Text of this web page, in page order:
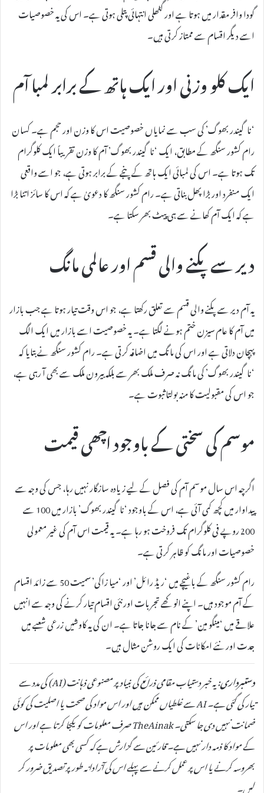
گودا وافر مقدار میں ہوتا ہے اور گٹھلی انتہائی پتلی ہوتی ہے۔ اس کی یہ خصوصیات
اسے دیگر اقسام سے ممتاز کرتی ہیں۔
ایک کلو وزنی اور ایک ہاتھ کے برابر لمبا آم
‘ناگیندر بھوگ’ کی سب سے نمایاں خصوصیت اس کا وزن اور حجم ہے۔ کسان
رام کشور سنگھ کے مطابق، ایک ‘ناگیندر بھوگ’ آم کا وزن تقریباً ایک کلوگرام
تک ہوتا ہے۔ اس کی لمبائی ایک ہاتھ کے پنجے کے برابر ہوتی ہے، جو اسے واقعی
ایک منفرد اور بڑا پھل بناتی ہے۔ رام کشور سنگھ کا دعویٰ ہے کہ اس کا سائز اتنا بڑا
ہے کہ ایک آم کھانے سے ہی پیٹ بھر سکتا ہے۔
دیر سے پکنے والی قسم اور عالمی مانگ
یہ آم دیر سے پکنے والی قسم سے تعلق رکھتا ہے، جو اس وقت تیار ہوتا ہے جب بازار
میں آم کا عام سیزن ختم ہونے لگتا ہے۔ یہ خصوصیت اسے بازار میں ایک الگ
پہچان دلاتی ہے اور اس کی مانگ میں اضافہ کرتی ہے۔ رام کشور سنگھ نے بتایا کہ
‘ناگیندر بھوگ’ کی مانگ نہ صرف ملک بھر سے بلکہ بیرون ملک سے بھی آ رہی ہے،
جو اس کی مقبولیت کا منہ بولتا ثبوت ہے۔
موسم کی سختی کے باوجود اچھی قیمت
اگرچہ اس سال موسم آم کی فصل کے لیے زیادہ سازگار نہیں رہا، جس کی وجہ سے
پیداوار میں کچھ کمی آئی ہے، اس کے باوجود ‘ناگیندر بھوگ’ بازار میں 100 سے
200 روپے فی کلوگرام تک فروخت ہو رہا ہے۔ یہ قیمت اس آم کی غیر معمولی
خصوصیات اور مانگ کو ظاہر کرتی ہے۔
رام کشور سنگھ کے باغیچے میں ‘ریڈ رائل’ اور ‘میا زاکی’ سمیت 50 سے زائد اقسام
کے آم موجود ہیں۔ اپنے انوکھے تجربات اور نئی اقسام تیار کرنے کی وجہ سے انہیں
علاقے میں ‘مینگو مین’ کے نام سے جانا جاتا ہے۔ ان کی یہ کاوشیں زرعی شعبے میں
جدت اور نئے امکانات کی ایک روشن مثال ہیں۔
دستبرداری:
یہ خبر دستیاب مقامی ذرائع کی بنیاد پر مصنوعی ذہانت (AI) کی مدد سے
تیار کی گئی ہے۔ AI سے غلطیاں ممکن ہیں اور اس مواد کی صحت یا اصلیت کی کوئی
ضمانت نہیں دی جا سکتی۔ TheAinak صرف معلومات کو یکجا کرتا ہے اور اس
کے مواد کا ذمہ دار نہیں ہے۔ قارئین سے گزارش ہے کہ کسی بھی معلومات پر
بھروسہ کرنے یا اس پر عمل کرنے سے پہلے اس کی آزادانہ طور پر تصدیق ضرور کر
لیں۔